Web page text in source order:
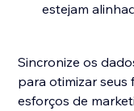
estejam
Sincronize os
para otimizar
esforços de